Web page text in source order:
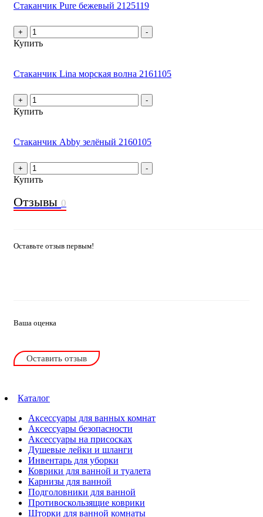
Стаканчик Pure бежевый 2125119
+ -
Купить
Стаканчик Lina морская волна 2161105
+ -
Купить
Стаканчик Abby зелёный 2160105
+ -
Купить
Отзывы 0
Оставьте отзыв первым!
Ваша оценка
Оставить отзыв
Каталог
Аксессуары для ванных комнат
Аксессуары безопасности
Аксессуары на присосках
Душевые лейки и шланги
Инвентарь для уборки
Коврики для ванной и туалета
Карнизы для ванной
Подголовники для ванной
Противоскользящие коврики
Шторки для ванной комнаты